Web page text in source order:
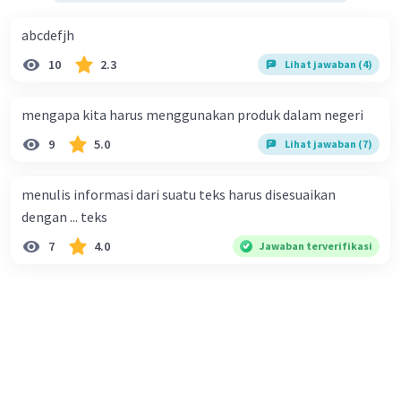
abcdefjh
10 2.3 Lihat jawaban (4)
mengapa kita harus menggunakan produk dalam negeri
9 5.0 Lihat jawaban (7)
menulis informasi dari suatu teks harus disesuaikan
dengan ... teks
7 4.0 Jawaban terverifikasi